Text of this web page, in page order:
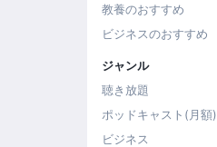
教養のおすすめ
ビジネスのおすすめ
ジャンル
聴き放題
ポッドキャスト(月額)
ビジネス